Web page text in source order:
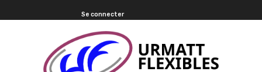
Se connecter